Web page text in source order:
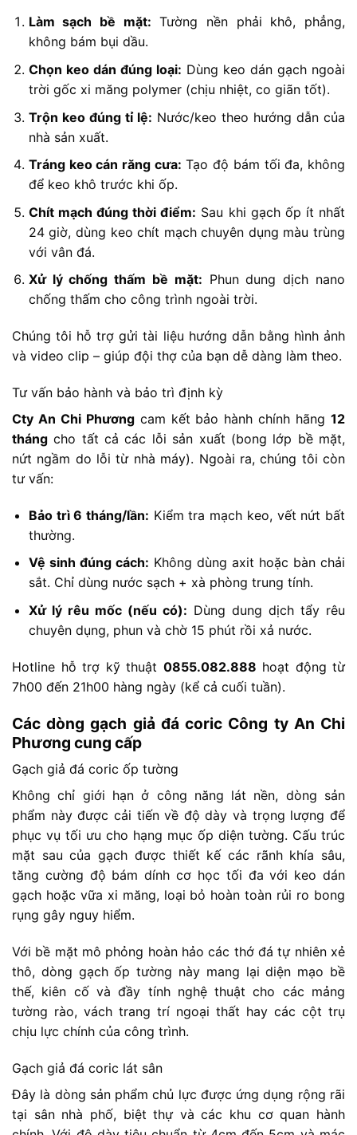
Làm sạch bề mặt: Tường nền phải khô, phẳng,
không bám bụi dầu.
Chọn keo dán đúng loại: Dùng keo dán gạch ngoài
trời gốc xi măng polymer (chịu nhiệt, co giãn tốt).
Trộn keo đúng tỉ lệ: Nước/keo theo hướng dẫn của
nhà sản xuất.
Tráng keo cán răng cưa: Tạo độ bám tối đa, không
để keo khô trước khi ốp.
Chít mạch đúng thời điểm: Sau khi gạch ốp ít nhất
24 giờ, dùng keo chít mạch chuyên dụng màu trùng
với vân đá.
Xử lý chống thấm bề mặt: Phun dung dịch nano
chống thấm cho công trình ngoài trời.
Chúng tôi hỗ trợ gửi tài liệu hướng dẫn bằng hình ảnh
và video clip – giúp đội thợ của bạn dễ dàng làm theo.
Tư vấn bảo hành và bảo trì định kỳ
Cty An Chi Phươngcam kết bảo hành chính hãng12
tháng cho tất cả các lỗi sản xuất (bong lớp bề mặt,
nứt ngầm do lỗi từ nhà máy). Ngoài ra, chúng tôi còn
tư vấn:
Bảo trì 6 tháng/lần: Kiểm tra mạch keo, vết nứt bất
thường.
Vệ sinh đúng cách: Không dùng axit hoặc bàn chải
sắt. Chỉ dùng nước sạch + xà phòng trung tính.
Xử lý rêu mốc (nếu có): Dùng dung dịch tẩy rêu
chuyên dụng, phun và chờ 15 phút rồi xả nước.
Hotline hỗ trợ kỹ thuật 0855.082.888 hoạt động từ
7h00 đến 21h00 hàng ngày (kể cả cuối tuần).
Các dòng gạch giả đá coric Công ty An Chi
Phương cung cấp
Gạch giả đá coric ốp tường
Không chỉ giới hạn ở công năng lát nền, dòng sản
phẩm này được cải tiến về độ dày và trọng lượng để
phục vụ tối ưu cho hạng mục ốp diện tường. Cấu trúc
mặt sau của gạch được thiết kế các rãnh khía sâu,
tăng cường độ bám dính cơ học tối đa với keo dán
gạch hoặc vữa xi măng, loại bỏ hoàn toàn rủi ro bong
rụng gây nguy hiểm.
Với bề mặt mô phỏng hoàn hảo các thớ đá tự nhiên xẻ
thô, dòng gạch ốp tường này mang lại diện mạo bề
thế, kiên cố và đầy tính nghệ thuật cho các mảng
tường rào, vách trang trí ngoại thất hay các cột trụ
chịu lực chính của công trình.
Gạch giả đá coric lát sân
Đây là dòng sản phẩm chủ lực được ứng dụng rộng rãi
tại sân nhà phố, biệt thự và các khu cơ quan hành